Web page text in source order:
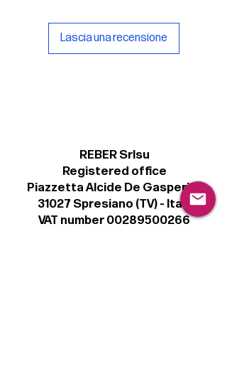
Procreate e Affinity
Lascia una recensione
REBER Srlsu
Registered office
Piazzetta Alcide De Gasperi, 3
31027 Spresiano (TV) - Italy
VAT number 00289500266